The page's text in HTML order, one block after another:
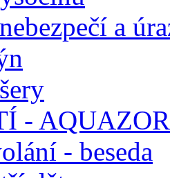
a
-
- beseda